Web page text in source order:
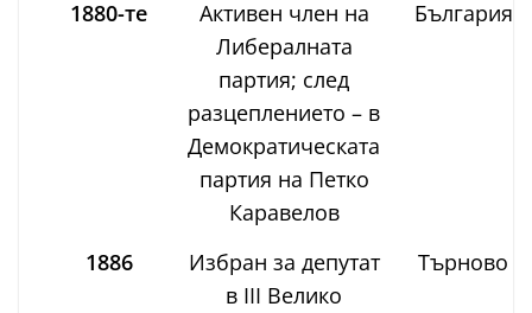
1880-те
Активен член на
Либералната
партия; след
разцеплението – в
Демократическата
партия на Петко
Каравелов
България
1886
Избран за депутат
в III Велико
Търново